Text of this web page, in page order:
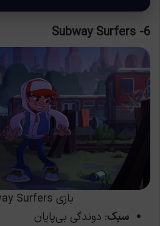
6- Subway Surfers
بازی Subway Surfers
سبک: دوندگی بی‌پایان